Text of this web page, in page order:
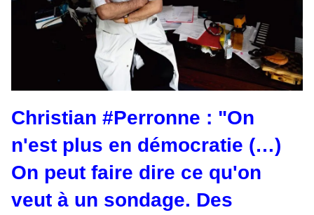
Christian #Perronne : "On
n'est plus en démocratie (…)
On peut faire dire ce qu'on
veut à un sondage. Des